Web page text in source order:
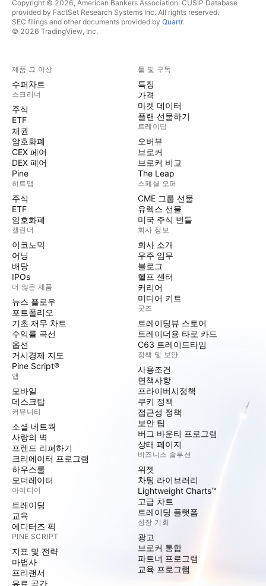
Copyright © 2026, American Bankers Association. CUSIP Database
provided by FactSet Research Systems Inc. All rights reserved.
SEC filings and other documents provided by Quartr.
© 2026 TradingView, Inc.
제품 그 이상
수퍼차트
스크리너
주식
ETF
채권
암호화폐
CEX 페어
DEX 페어
Pine
히트맵
주식
ETF
암호화폐
캘린더
이코노믹
어닝
배당
IPOs
더 많은 제품
뉴스 플로우
포트폴리오
기초 재무 차트
수익률 곡선
옵션
거시경제 지도
Pine Script®
앱
모바일
데스크탑
커뮤니티
소셜 네트웍
사랑의 벽
프렌드 리퍼하기
크리에이터 프로그램
하우스룰
모더레이터
아이디어
트레이딩
교육
에디터즈 픽
PINE SCRIPT
지표 및 전략
마법사
프리랜서
유료 공간
툴 및 구독
특징
가격
마켓 데이터
플랜 선물하기
트레이딩
오버뷰
브로커
브로커 비교
The Leap
스페셜 오퍼
CME 그룹 선물
유렉스 선물
미국 주식 번들
회사 정보
회사 소개
우주 임무
블로그
헬프 센터
커리어
미디어 키트
굿즈
트레이딩뷰 스토어
트레이더용 타로 카드
C63 트레이드타임
정책 및 보안
사용조건
면책사항
프라이버시정책
쿠키 정책
접근성 정책
보안 팁
버그 바운티 프로그램
상태 페이지
비즈니스 솔루션
위젯
차팅 라이브러리
Lightweight Charts™
고급 차트
트레이딩 플랫폼
성장 기회
광고
브로커 통합
파트너 프로그램
교육 프로그램